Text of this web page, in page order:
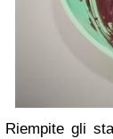
Riempite gli